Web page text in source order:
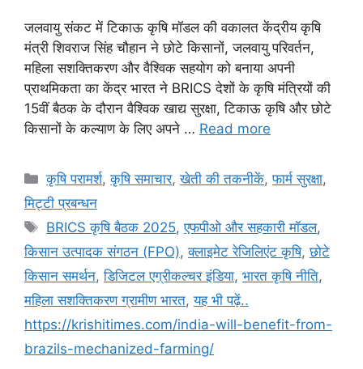
जलवायु संकट में टिकाऊ कृषि मॉडल की वकालत केंद्रीय कृषि
मंत्री शिवराज सिंह चौहान ने छोटे किसानों, जलवायु परिवर्तन,
महिला सशक्तिकरण और वैश्विक सहयोग को बनाया अपनी
प्राथमिकता का केंद्र भारत ने BRICS देशों के कृषि मंत्रियों की
15वीं बैठक के दौरान वैश्विक खाद्य सुरक्षा, टिकाऊ कृषि और छोटे
किसानों के कल्याण के लिए अपने … Read more
कृषि परामर्श,कृषि समाचार,खेती की तकनीकें,फार्म सुरक्षा,
मि‌ट्टी प्रबन्धन
BRICS कृषि बैठक 2025,एफपीओ और सहकारी मॉडल,
किसान उत्पादक संगठन (FPO),क्लाइमेट रेजिलिएंट कृषि,छोटे
किसान समर्थन,डिजिटल एग्रीकल्चर इंडिया, भारत कृषि नीति,
महिला सशक्तिकरण ग्रामीण भारत,यह भी पढ़ें..
https://krishitimes.com/india-will-benefit-from-
brazils-mechanized-farming/